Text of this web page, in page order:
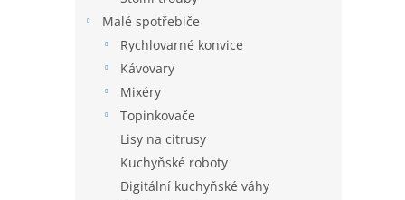
Malé spotřebiče
Rychlovarné konvice
Kávovary
Mixéry
Topinkovače
Lisy na citrusy
Kuchyňské roboty
Digitální kuchyňské váhy